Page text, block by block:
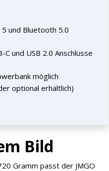
5 und Bluetooth 5.0
C und USB 2.0 Anschlüsse
möglich
optional erhältlich)
Bild
Gramm passt der JMGO